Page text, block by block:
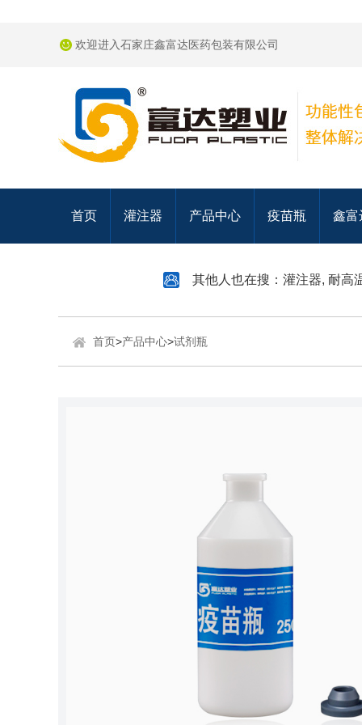
欢迎进入石家庄鑫富达医药包装有限公司
首页 灌注器 产品中心 疫苗瓶 鑫富
其他人也在搜： 灌注器, 耐高
首页>产品中心>试剂瓶